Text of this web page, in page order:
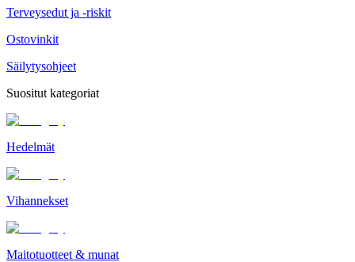
Terveysedut ja -riskit
Ostovinkit
Säilytysohjeet
Suositut kategoriat
Hedelmät
Vihannekset
Maitotuotteet & munat